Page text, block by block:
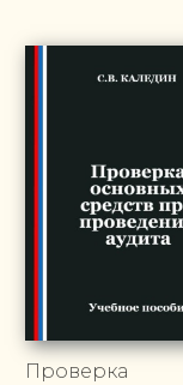
Проверка